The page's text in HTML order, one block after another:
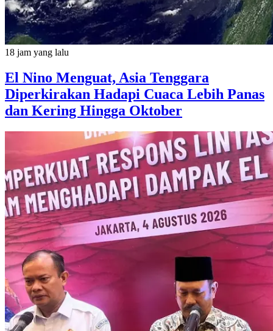
18 jam yang lalu
El Nino Menguat, Asia Tenggara
Diperkirakan Hadapi Cuaca Lebih Panas
dan Kering Hingga Oktober